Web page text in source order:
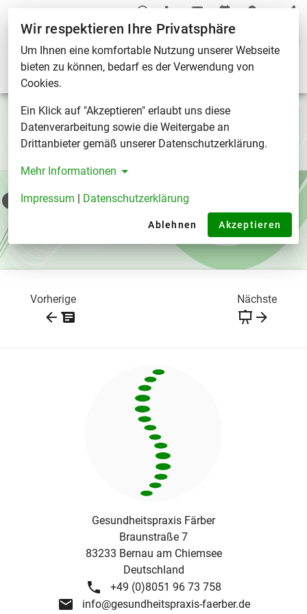
Kurs-Termine
Unsere Kurs-Termine auf einen
Blick
Es gibt zur Zeit keine Termine.
Schauen Sie doch gerne demnächst wieder vorbei!
Vorherige Nächste
Gesundheitspraxis Färber
Braunstraße 7
83233 Bernau am Chiemsee
Deutschland
+49 (0)8051 96 73 758
info@gesundheitspraxis-faerber.de
Wir respektieren Ihre Privatsphäre
Um Ihnen eine komfortable Nutzung unserer Webseite
bieten zu können, bedarf es der Verwendung von
Cookies.
Ein Klick auf "Akzeptieren" erlaubt uns diese
Datenverarbeitung sowie die Weitergabe an
Drittanbieter gemäß unserer Datenschutzerklärung.
Mehr Informationen
Impressum | Datenschutzerklärung
Ablehnen Akzeptieren